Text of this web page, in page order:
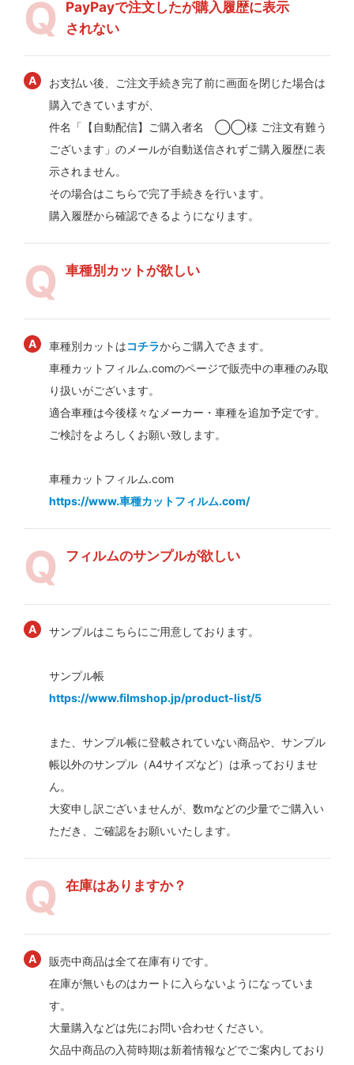
PayPayで注文したが購入履歴に表示
されない
お支払い後、ご注文手続き完了前に画面を閉じた場合は
購入できていますが、
件名「【自動配信】ご購入者名 ◯◯様 ご注文有難う
ございます」のメールが自動送信されずご購入履歴に表
示されません。
その場合はこちらで完了手続きを行います。
購入履歴から確認できるようになります。
車種別カットが欲しい
車種別カットはコチラからご購入できます。
車種カットフィルム.comのページで販売中の車種のみ取
り扱いがございます。
適合車種は今後様々なメーカー・車種を追加予定です。
ご検討をよろしくお願い致します。
車種カットフィルム.com
https://www.車種カットフィルム.com/
フィルムのサンプルが欲しい
サンプルはこちらにご用意しております。
サンプル帳
https://www.filmshop.jp/product-list/5
また、サンプル帳に登載されていない商品や、サンプル
帳以外のサンプル（A4サイズなど）は承っておりませ
ん。
大変申し訳ございませんが、数mなどの少量でご購入い
ただき、ご確認をお願いいたします。
在庫はありますか？
販売中商品は全て在庫有りです。
在庫が無いものはカートに入らないようになっていま
す。
大量購入などは先にお問い合わせください。
欠品中商品の入荷時期は新着情報などでご案内しており